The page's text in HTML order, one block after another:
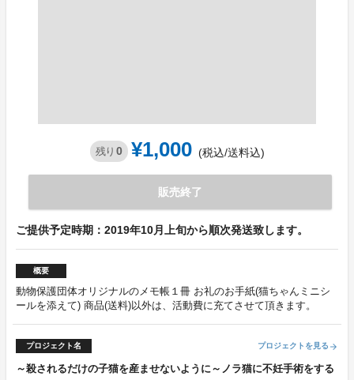
残り 0 ¥1,000 (税込/送料込)
販売終了
ご提供予定時期：2019年10月上旬から順次発送致します。
概要
動物保護団体オリジナルのメモ帳１冊 お礼のお手紙(猫ちゃんミニシ
ールを添えて) 商品(送料)以外は、活動費に充てさせて頂きます。
プロジェクト名 プロジェクトを見る arrow_forward
～殺されるだけの子猫を産ませないように～ノラ猫に不妊手術をする